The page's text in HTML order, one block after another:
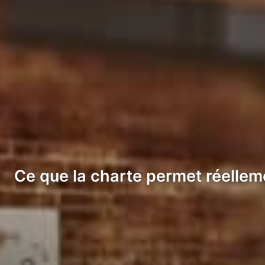
Ce que la charte permet